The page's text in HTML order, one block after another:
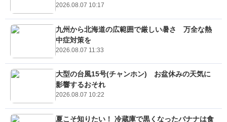
2026.08.07 10:17
九州から北海道の広範囲で厳しい暑さ 万全な熱
中症対策を
2026.08.07 11:33
大型の台風15号(チャンホン) お盆休みの天気に
影響するおそれ
2026.08.07 10:22
夏こそ知りたい！ 冷蔵庫で黒くなったバナナは食